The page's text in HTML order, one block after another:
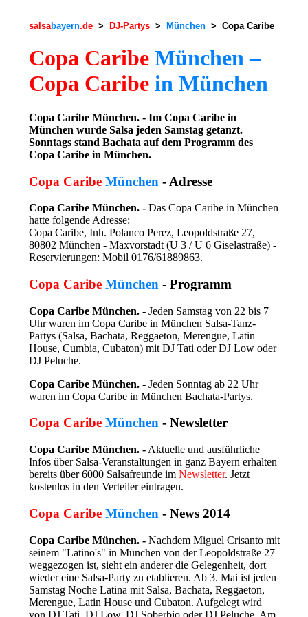
salsabayern.de> DJ-Partys> München> Copa Caribe
Copa Caribe München –
Copa Caribe in München
Copa Caribe München. - Im Copa Caribe in
München wurde Salsa jeden Samstag getanzt.
Sonntags stand Bachata auf dem Programm des
Copa Caribe in München.
Copa Caribe München - Adresse
Copa Caribe München. -Das Copa Caribe in München
hatte folgende Adresse:
Copa Caribe, Inh. Polanco Perez, Leopoldstraße 27,
80802 München - Maxvorstadt (U 3 / U 6 Giselastraße) -
Reservierungen: Mobil 0176/61889863.
Copa Caribe München - Programm
Copa Caribe München. -Jeden Samstag von 22 bis 7
Uhr waren im Copa Caribe in München Salsa-Tanz-
Partys (Salsa, Bachata, Reggaeton, Merengue, Latin
House, Cumbia, Cubaton) mit DJ Tati oder DJ Low oder
DJ Peluche.
Copa Caribe München. -Jeden Sonntag ab 22 Uhr
waren im Copa Caribe in München Bachata-Partys.
Copa Caribe München- Newsletter
Copa Caribe München. -Aktuelle und ausführliche
Infos über Salsa-Veranstaltungen in ganz Bayern erhalten
bereits über 6000 Salsafreunde im Newsletter. Jetzt
kostenlos in den Verteiler eintragen.
Copa Caribe München - News 2014
Copa Caribe München. -Nachdem Miguel Crisanto mit
seinem "Latino's" in München von der Leopoldstraße 27
weggezogen ist, sieht ein anderer die Gelegenheit, dort
wieder eine Salsa-Party zu etablieren. Ab 3. Mai ist jeden
Samstag Noche Latina mit Salsa, Bachata, Reggaeton,
Merengue, Latin House und Cubaton. Aufgelegt wird
von DJ Tati, DJ Low, DJ Soberbio oder DJ Peluche. Am